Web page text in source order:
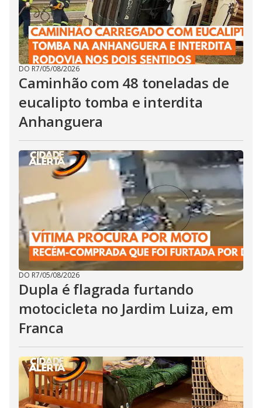
DO R7/05/08/2026
Caminhão com 48 toneladas de
eucalipto tomba e interdita
Anhanguera
DO R7/05/08/2026
Dupla é flagrada furtando
motocicleta no Jardim Luiza, em
Franca